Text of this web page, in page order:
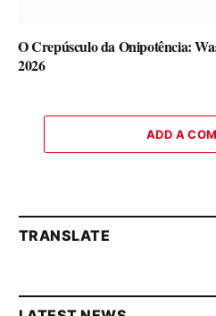
O Crepúsculo da Onipotência:
2026
ADD A
TRANSLATE